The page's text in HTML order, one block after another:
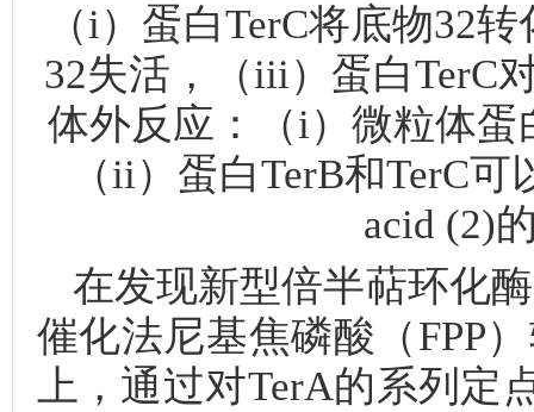
（i）蛋白TerC将底物32
32失活，（iii）蛋白TerC
体外反应：（i）微粒体蛋
（ii）蛋白TerB和TerC
acid (2)
在发现新型倍半萜环化
催化法尼基焦磷酸（FPP
上，通过对TerA的系列定